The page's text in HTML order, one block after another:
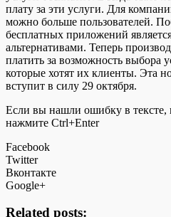
плату за эти услуги. Для
можно больше пользователей.
бесплатных приложений
альтернативами. Теперь
платить за возможность выбора
которые хотят их клиенты. Эта
вступит в силу 29 октября.
Если вы нашли ошибку в
нажмите Ctrl+Enter
Facebook
Twitter
Вконтакте
Google+
Related posts: